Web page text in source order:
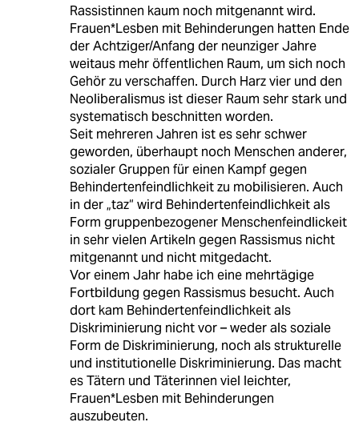
Rassistinnen kaum noch mitgenannt wird.
Frauen*Lesben mit Behinderungen hatten Ende
der Achtziger/Anfang der neunziger Jahre
weitaus mehr öffentlichen Raum, um sich noch
Gehör zu verschaffen. Durch Harz vier und den
Neoliberalismus ist dieser Raum sehr stark und
systematisch beschnitten worden.
Seit mehreren Jahren ist es sehr schwer
geworden, überhaupt noch Menschen anderer,
sozialer Gruppen für einen Kampf gegen
Behindertenfeindlichkeit zu mobilisieren. Auch
in der „taz“ wird Behindertenfeindlichkeit als
Form gruppenbezogener Menschenfeindlickeit
in sehr vielen Artikeln gegen Rassismus nicht
mitgenannt und nicht mitgedacht.
Vor einem Jahr habe ich eine mehrtägige
Fortbildung gegen Rassismus besucht. Auch
dort kam Behindertenfeindlichkeit als
Diskriminierung nicht vor – weder als soziale
Form de Diskriminierung, noch als strukturelle
und institutionelle Diskriminierung. Das macht
es Tätern und Täterinnen viel leichter,
Frauen*Lesben mit Behinderungen
auszubeuten.